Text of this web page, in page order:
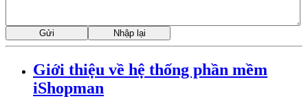
Giới thiệu về hệ thống phần mềm
iShopman